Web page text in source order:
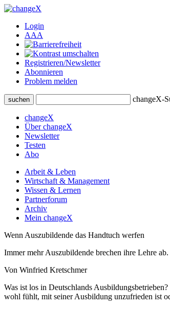
Login
AAA
Registrieren/Newsletter
Abonnieren
Problem melden
suchen changeX-
changeX
Über changeX
Newsletter
Testen
Abo
Arbeit & Leben
Wirtschaft & Management
Wissen & Lernen
Partnerforum
Archiv
Mein changeX
Wenn Auszubildende das Handtuch werfen
Immer mehr Auszubildende brechen ihre Lehre ab.
Von Winfried Kretschmer
Was ist los in Deutschlands
wohl fühlt, mit seiner Ausbildung unzufrieden ist